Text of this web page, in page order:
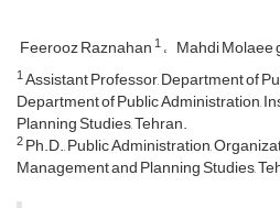
Feerooz Raznahan1 Mahdi Molaee
1Assistant Professor, Department of
Department of Public Administration,
Planning Studies, Tehran.
2Ph.D., Public Administration,
Management and Planning Studies,